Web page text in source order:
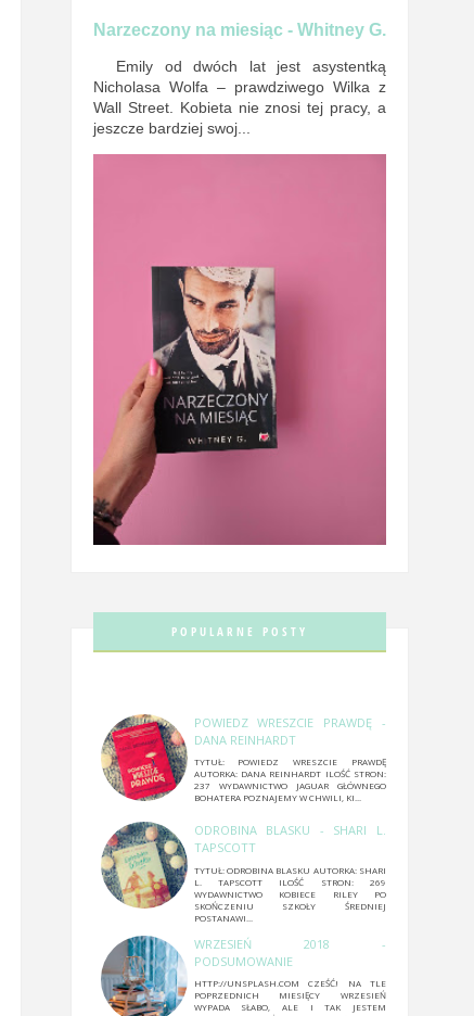
Narzeczony na miesiąc - Whitney G.
Emily od dwóch lat jest asystentką
Nicholasa Wolfa – prawdziwego Wilka z
Wall Street. Kobieta nie znosi tej pracy, a
jeszcze bardziej swoj...
POPULARNE POSTY
POWIEDZ WRESZCIE PRAWDĘ -
DANA REINHARDT
TYTUŁ: POWIEDZ WRESZCIE PRAWDĘ
AUTORKA: DANA REINHARDT ILOŚĆ STRON:
237 WYDAWNICTWO JAGUAR GŁÓWNEGO
BOHATERA POZNAJEMY W CHWILI, KI...
ODROBINA BLASKU - SHARI L.
TAPSCOTT
TYTUŁ: ODROBINA BLASKU AUTORKA: SHARI
L. TAPSCOTT ILOŚĆ STRON: 269
WYDAWNICTWO KOBIECE RILEY PO
SKOŃCZENIU SZKOŁY ŚREDNIEJ
POSTANAWI...
WRZESIEŃ 2018 -
PODSUMOWANIE
HTTP://UNSPLASH.COM CZEŚĆ! NA TLE
POPRZEDNICH MIESIĘCY WRZESIEŃ
WYPADA SŁABO, ALE I TAK JESTEM